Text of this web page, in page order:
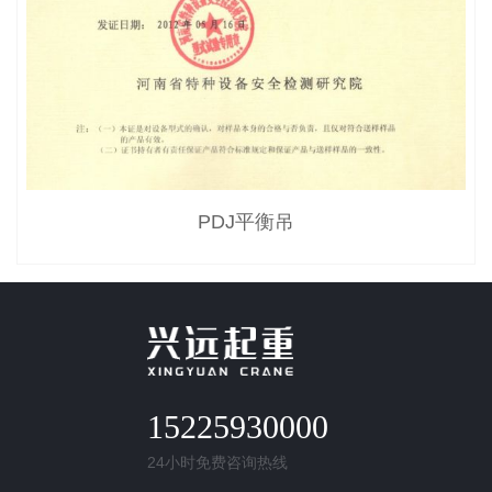
PDJ平衡吊
15225930000
24小时免费咨询热线